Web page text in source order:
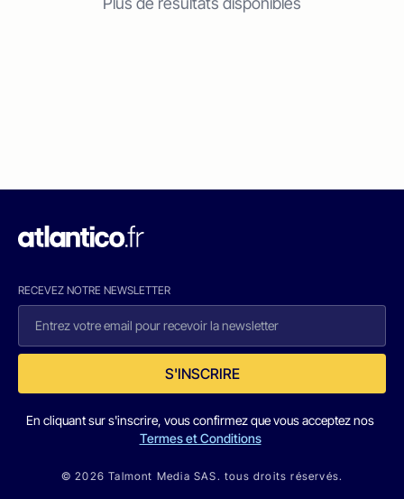
RECEVEZ NOTRE NEWSLETTER
S'INSCRIRE
En cliquant sur s'inscrire, vous confirmez que vous acceptez nos
Termes et Conditions
© 2026 Talmont Media SAS. tous droits réservés.